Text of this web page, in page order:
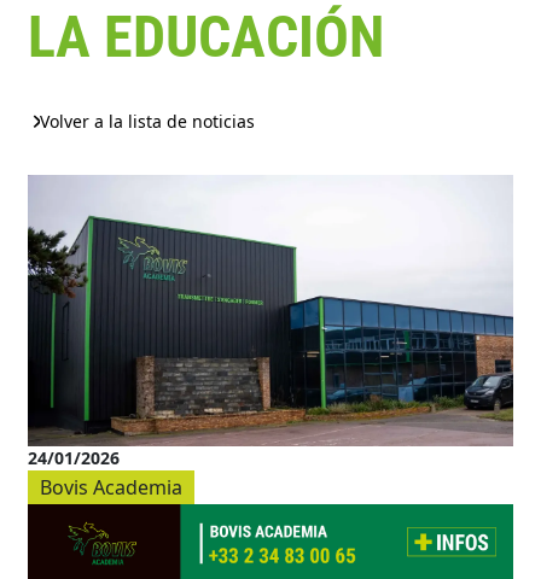
LA EDUCACIÓN
Volver a la lista de noticias
24/01/2026
Bovis Academia